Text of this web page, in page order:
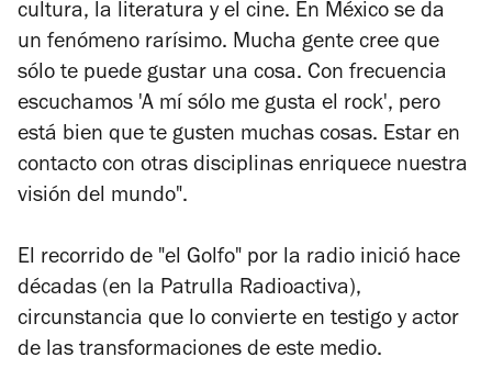
cultura, la literatura y el cine. En México se da
un fenómeno rarísimo. Mucha gente cree que
sólo te puede gustar una cosa. Con frecuencia
escuchamos 'A mí sólo me gusta el rock', pero
está bien que te gusten muchas cosas. Estar en
contacto con otras disciplinas enriquece nuestra
visión del mundo".
El recorrido de "el Golfo" por la radio inició hace
décadas (en la Patrulla Radioactiva),
circunstancia que lo convierte en testigo y actor
de las transformaciones de este medio.